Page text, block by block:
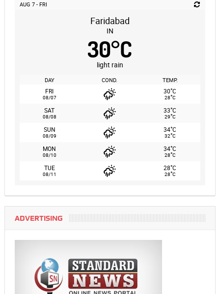
AUG 7 - FRI
Faridabad
IN
30°C
light rain
DAY COND. TEMP.
FRI
08/07
30°C
28°C
SAT
08/08
33°C
29°C
SUN
08/09
34°C
32°C
MON
08/10
34°C
28°C
TUE
08/11
28°C
28°C
ADVERTISING